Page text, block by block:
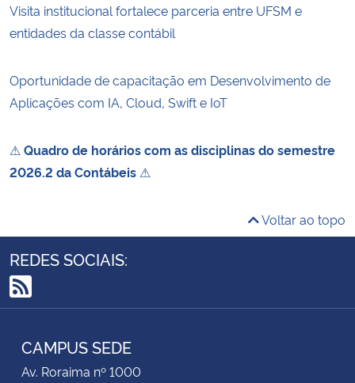
Visita institucional fortalece parceria entre UFSM e
entidades da classe contábil
Oportunidade de capacitação em Desenvolvimento de
Aplicações com IA, Cloud, Swift e IoT
⚠ Quadro de horários com as disciplinas do semestre
2026.2 da Contábeis ⚠
Voltar ao topo
REDES SOCIAIS:
RSS
CAMPUS SEDE
Av. Roraima nº 1000